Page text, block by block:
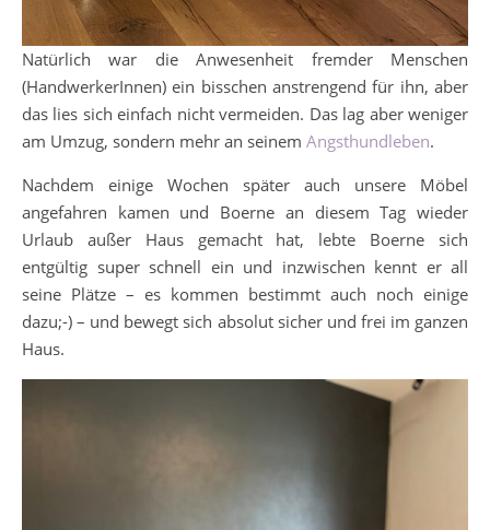
Natürlich war die Anwesenheit fremder Menschen
(HandwerkerInnen) ein bisschen anstrengend für ihn, aber
das lies sich einfach nicht vermeiden. Das lag aber weniger
am Umzug, sondern mehr an seinem Angsthundleben.
Nachdem einige Wochen später auch unsere Möbel
angefahren kamen und Boerne an diesem Tag wieder
Urlaub außer Haus gemacht hat, lebte Boerne sich
entgültig super schnell ein und inzwischen kennt er all
seine Plätze – es kommen bestimmt auch noch einige
dazu;-) – und bewegt sich absolut sicher und frei im ganzen
Haus.